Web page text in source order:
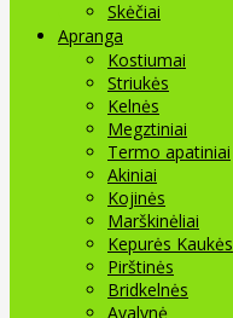
Skėčiai
Apranga
Kostiumai
Striukės
Kelnės
Megztiniai
Termo apatiniai
Akiniai
Kojinės
Marškinėliai
Kepurės Kaukės
Pirštinės
Bridkelnės
Avalynė